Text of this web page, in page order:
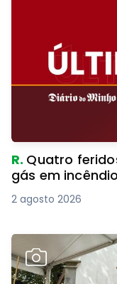
R. Quatro
gás em
2 agosto 2026